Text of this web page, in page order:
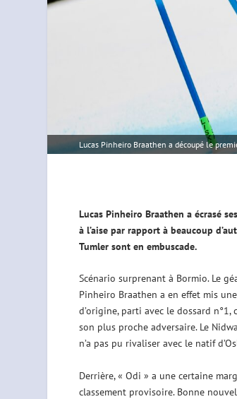
Lucas Pinheiro Braathen a découpé le
Lucas Pinheiro Braathen a écrasé
à l’aise par rapport à beaucoup
Tumler sont en embuscade.
Scénario surprenant à Bormio. Le
Pinheiro Braathen a en effet mis
d’origine, parti avec le dossard n°1,
son plus proche adversaire. Le
n’a pas pu rivaliser avec le natif
Derrière, « Odi » a une certaine
classement provisoire. Bonne